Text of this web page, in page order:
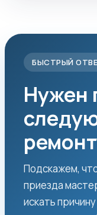
БЫСТРЫЙ
Нужен
Подскажем,
приезда
искать